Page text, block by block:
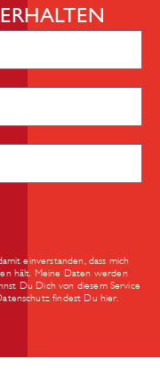
einverstanden, dass mich
hält. Meine Daten werden
Du Dich von diesem Service
findest Du hier.